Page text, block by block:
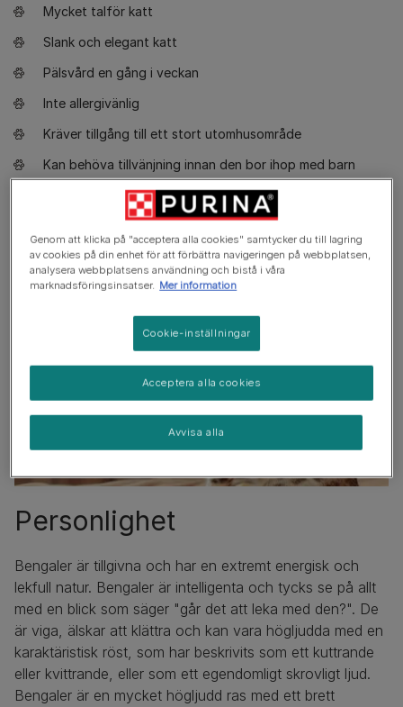
Mycket talför katt
Slank och elegant katt
Pälsvård en gång i veckan
Inte allergivänlig
Kräver tillgång till ett stort utomhusområde
Kan behöva tillvänjning innan den bor ihop med barn
Personlighet
Bengaler är tillgivna och har en extremt energisk och
lekfull natur. Bengaler är intelligenta och tycks se på allt
med en blick som säger "går det att leka med den?". De
är viga, älskar att klättra och kan vara högljudda med en
karaktäristisk röst, som har beskrivits som ett kuttrande
eller kvittrande, eller som ett egendomligt skrovligt ljud.
Bengaler är en mycket högljudd ras med ett brett
Genom att klicka på "acceptera alla cookies" samtycker du till lagring
av cookies på din enhet för att förbättra navigeringen på webbplatsen,
analysera webbplatsens användning och bistå i våra
marknadsföringsinsatser. Mer information
Cookie-inställningar
Avvisa alla
Acceptera alla cookies